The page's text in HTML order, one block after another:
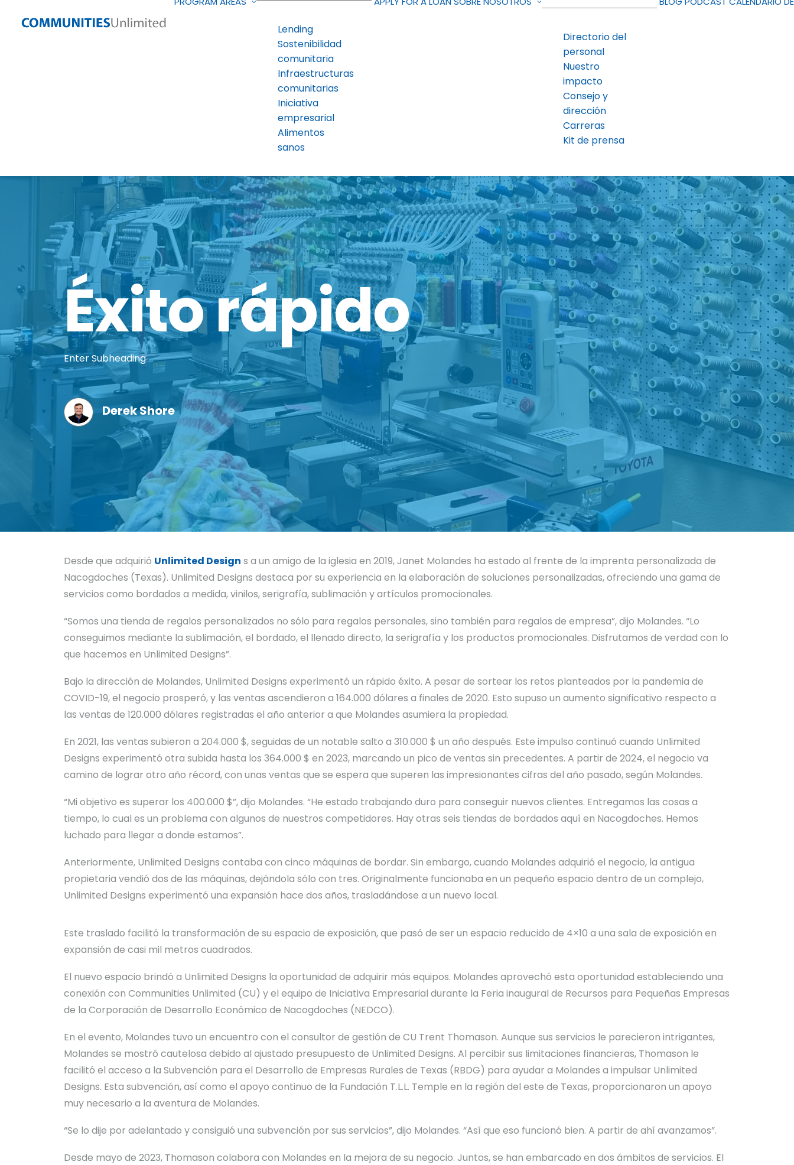
Lending
Sostenibilidad
comunitaria
Infraestructuras
comunitarias
Iniciativa
empresarial
Alimentos
sanos
Directorio del
personal
Nuestro
impacto
Consejo y
dirección
Carreras
Kit de prensa
Éxito rápido
Enter Subheading
Derek Shore
Desde que adquirió Unlimited Design s a un amigo de la iglesia en 2019, Janet Molandes ha estado al frente de la imprenta personalizada de
Nacogdoches (Texas). Unlimited Designs destaca por su experiencia en la elaboración de soluciones personalizadas, ofreciendo una gama de
servicios como bordados a medida, vinilos, serigrafía, sublimación y artículos promocionales.
“Somos una tienda de regalos personalizados no sólo para regalos personales, sino también para regalos de empresa”, dijo Molandes. “Lo
conseguimos mediante la sublimación, el bordado, el llenado directo, la serigrafía y los productos promocionales. Disfrutamos de verdad con lo
que hacemos en Unlimited Designs”.
Bajo la dirección de Molandes, Unlimited Designs experimentó un rápido éxito. A pesar de sortear los retos planteados por la pandemia de
COVID-19, el negocio prosperó, y las ventas ascendieron a 164.000 dólares a finales de 2020. Esto supuso un aumento significativo respecto a
las ventas de 120.000 dólares registradas el año anterior a que Molandes asumiera la propiedad.
En 2021, las ventas subieron a 204.000 $, seguidas de un notable salto a 310.000 $ un año después. Este impulso continuó cuando Unlimited
Designs experimentó otra subida hasta los 364.000 $ en 2023, marcando un pico de ventas sin precedentes. A partir de 2024, el negocio va
camino de lograr otro año récord, con unas ventas que se espera que superen las impresionantes cifras del año pasado, según Molandes.
“Mi objetivo es superar los 400.000 $”, dijo Molandes. “He estado trabajando duro para conseguir nuevos clientes. Entregamos las cosas a
tiempo, lo cual es un problema con algunos de nuestros competidores. Hay otras seis tiendas de bordados aquí en Nacogdoches. Hemos
luchado para llegar a donde estamos”.
Anteriormente, Unlimited Designs contaba con cinco máquinas de bordar. Sin embargo, cuando Molandes adquirió el negocio, la antigua
propietaria vendió dos de las máquinas, dejándola sólo con tres. Originalmente funcionaba en un pequeño espacio dentro de un complejo,
Unlimited Designs experimentó una expansión hace dos años, trasladándose a un nuevo local.
Este traslado facilitó la transformación de su espacio de exposición, que pasó de ser un espacio reducido de 4×10 a una sala de exposición en
expansión de casi mil metros cuadrados.
El nuevo espacio brindó a Unlimited Designs la oportunidad de adquirir más equipos. Molandes aprovechó esta oportunidad estableciendo una
conexión con Communities Unlimited (CU) y el equipo de Iniciativa Empresarial durante la Feria inaugural de Recursos para Pequeñas Empresas
de la Corporación de Desarrollo Económico de Nacogdoches (NEDCO).
En el evento, Molandes tuvo un encuentro con el consultor de gestión de CU Trent Thomason. Aunque sus servicios le parecieron intrigantes,
Molandes se mostró cautelosa debido al ajustado presupuesto de Unlimited Designs. Al percibir sus limitaciones financieras, Thomason le
facilitó el acceso a la Subvención para el Desarrollo de Empresas Rurales de Texas (RBDG) para ayudar a Molandes a impulsar Unlimited
Designs. Esta subvención, así como el apoyo continuo de la Fundación T.L.L. Temple en la región del este de Texas, proporcionaron un apoyo
muy necesario a la aventura de Molandes.
“Se lo dije por adelantado y consiguió una subvención por sus servicios”, dijo Molandes. “Así que eso funcionó bien. A partir de ahí avanzamos”.
Desde mayo de 2023, Thomason colabora con Molandes en la mejora de su negocio. Juntos, se han embarcado en dos ámbitos de servicios. El